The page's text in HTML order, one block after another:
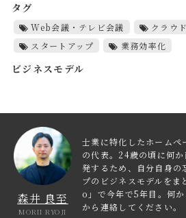
タグ
Web会議・テレビ会議
クラウ
スタートアップ
業務効率化
ビジネスモデル
森井 良至
MORII RYOJI
士業に特化したホームペ
の代表。24歳の頃に何
発するため、自分自身の
プのビジネスモデルを
o」で今年で5年目。何
から連絡してください。